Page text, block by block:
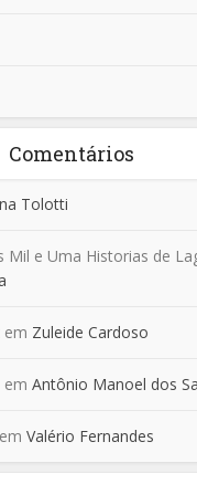
Comentários
Tolotti
Mil e Uma Historias de
em Zuleide Cardoso
emAntônio Manoel dos
emValério Fernandes